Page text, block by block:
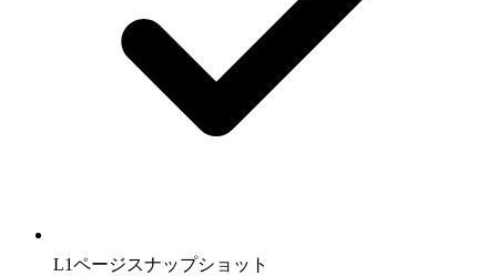
L1ページスナップショット